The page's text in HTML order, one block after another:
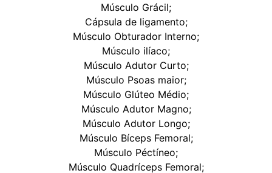
Músculo Grácil;
Cápsula de ligamento;
Músculo Obturador Interno;
Músculo ilíaco;
Músculo Adutor Curto;
Músculo Psoas maior;
Músculo Glúteo Médio;
Músculo Adutor Magno;
Músculo Adutor Longo;
Músculo Bíceps Femoral;
Músculo Péctíneo;
Músculo Quadríceps Femoral;